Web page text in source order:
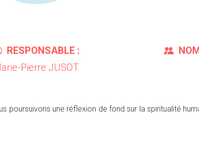
RESPONSABLE :
Pierre JUSOT
poursuivons une réflexion de fond sur la spiritualité